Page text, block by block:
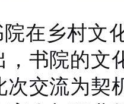
院在乡村文
，书院的文
次交流为契